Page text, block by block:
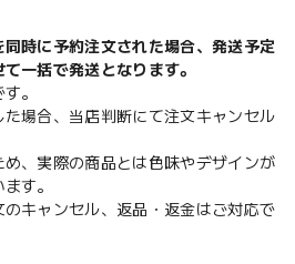
同時に予約注文された場合、発送予定
一括で発送となります。
。
た場合、当店判断にて注文キャンセル
め、実際の商品とは色味やデザインが
す。
のキャンセル、返品・返金はご対応で